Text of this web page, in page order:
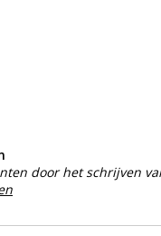
door het schrijven